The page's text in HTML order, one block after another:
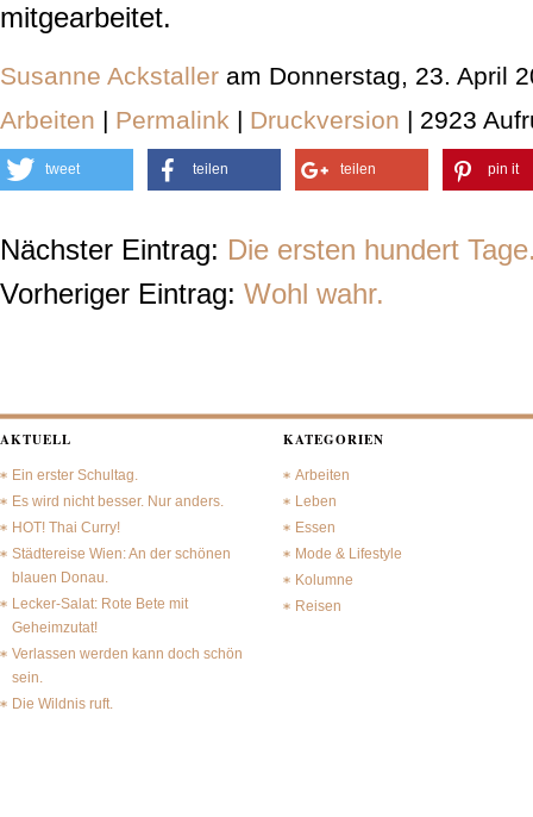
mitgearbeitet.
Susanne Ackstaller am Donnerstag, 23. April
Arbeiten | Permalink | Druckversion | 2923
tweet teilen teilen pin it
Nächster Eintrag: Die ersten hundert
Vorheriger Eintrag: Wohl wahr.
AKTUELL
Ein erster Schultag.
Es wird nicht besser. Nur anders.
HOT! Thai Curry!
Städtereise Wien: An der schönen
blauen Donau.
Lecker-Salat: Rote Bete mit
Geheimzutat!
Verlassen werden kann doch schön
sein.
Die Wildnis ruft.
KATEGORIEN
Arbeiten
Leben
Essen
Mode & Lifestyle
Kolumne
Reisen